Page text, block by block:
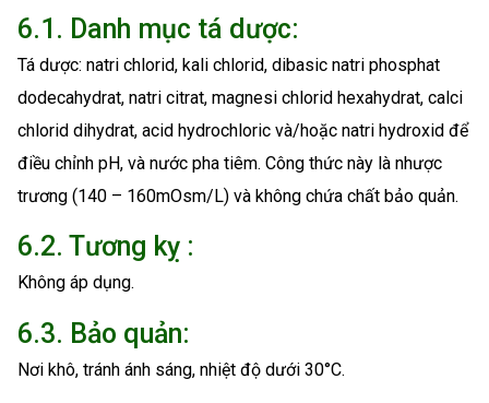
6.1. Danh mục tá dược:
Tá dược: natri chlorid, kali chlorid, dibasic natri phosphat
dodecahydrat, natri citrat, magnesi chlorid hexahydrat, calci
chlorid dihydrat, acid hydrochloric và/hoặc natri hydroxid để
điều chỉnh pH, và nước pha tiêm. Công thức này là nhược
trương (140 – 160mOsm/L) và không chứa chất bảo quản.
6.2. Tương kỵ :
Không áp dụng.
6.3. Bảo quản:
Nơi khô, tránh ánh sáng, nhiệt độ dưới 30°C.